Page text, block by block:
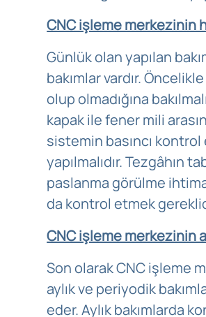
CNC işleme merkezinin
Günlük olan yapılan
bakımlar vardır.
olup olmadığına
kapak ile fener mili
sistemin basıncı
yapılmalıdır. Tezgâhın
paslanma görülme
da kontrol etmek
CNC işleme merkezinin
Son olarak CNC işleme
aylık ve periyodik
eder. Aylık bakımlarda